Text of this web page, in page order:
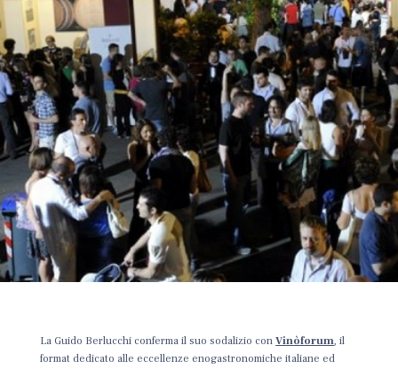
La Guido Berlucchi conferma il suo sodalizio conVinòforum, il
format dedicato alle eccellenze enogastronomiche italiane ed